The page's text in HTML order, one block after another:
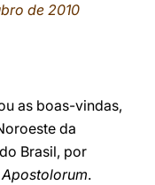
de 2010
as boas-vindas,
da
Brasil, por
.